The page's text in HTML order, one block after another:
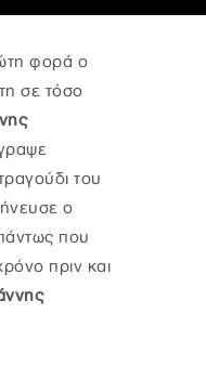
φορά ο
σε τόσο
του
ο
που
πριν και